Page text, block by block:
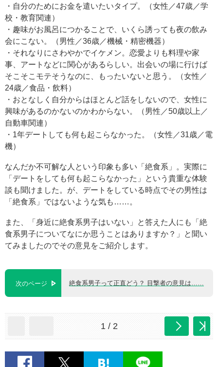
・自分のためにお金を遣いたいタイプ。（女性／47歳／学
校・教育関連）
・趣味がお風呂につかることで、いくら誘っても夜の飲み
会にこない。（男性／36歳／機械・精密機器）
・それなりにさわやかでイケメン。恋愛よりも料理や家
事、アートなどに関心があるらしい。出会いの場に行けば
そこそこモテそうなのに、もったいないと思う。（女性／
24歳／食品・飲料）
・おとなしく自分からはほとんど話をしないので、女性に
興味があるのかないのかわからない。（男性／50歳以上／
自動車関連）
・1年デートしても何も起こらなかった。（女性／31歳／電
機）
なんだか不可解な人という印象も多い「絶食系」。実際に
「デートをしても何も起こらなかった」という貴重な体験
談も聞けました。が、デートをしている時点でその男性は
「絶食系」ではないような気も……。
また、「身近に絶食系男子はいない」と答えた人にも「絶
食系男子についてなにか思うことはありますか？」と聞い
てみましたのでその意見をご紹介します。
次のページ 絶食系男子って正直どう？ 目撃者の意見は……
1 / 2